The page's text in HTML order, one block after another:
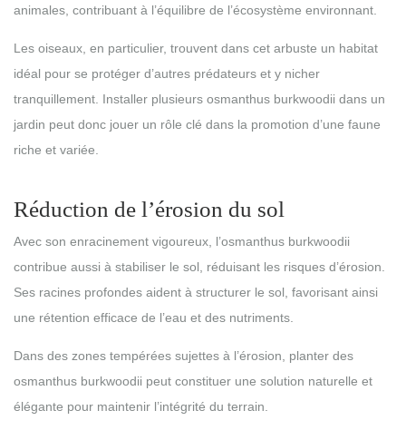
animales, contribuant à l’équilibre de l’écosystème environnant.
Les oiseaux, en particulier, trouvent dans cet arbuste un habitat
idéal pour se protéger d’autres prédateurs et y nicher
tranquillement. Installer plusieurs osmanthus burkwoodii dans un
jardin peut donc jouer un rôle clé dans la promotion d’une faune
riche et variée.
Réduction de l’érosion du sol
Avec son enracinement vigoureux, l’osmanthus burkwoodii
contribue aussi à stabiliser le sol, réduisant les risques d’érosion.
Ses racines profondes aident à structurer le sol, favorisant ainsi
une rétention efficace de l’eau et des nutriments.
Dans des zones tempérées sujettes à l’érosion, planter des
osmanthus burkwoodii peut constituer une solution naturelle et
élégante pour maintenir l’intégrité du terrain.